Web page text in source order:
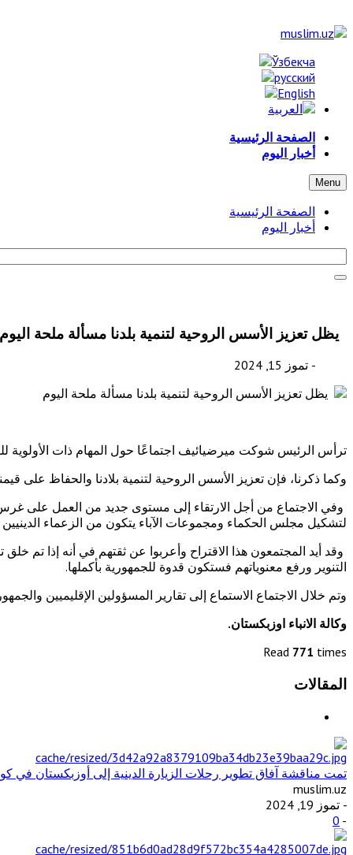
الصفحة الرئيسية
أخبار اليوم
Menu
الصفحة الرئيسية
أخبار اليوم
يظل تعزيز الأسس الروحية لتنمية بلدنا مسألة ملحة اليوم
- تموز 15, 2024
ترأس الرئيس شوكت ميرضيائيف اجتماعًا حول المهام ذات الأولوية
وكما ذكرنا، فإن تعزيز الأسس الروحية لتنمية بلادنا والحفاظ على
وفي الاجتماع من أجل الارتقاء إلى مستوى جديد من العمل على
لتشكيل مجلس الحكماء ومجموعات الآباء يتكون من الزعماء
وقد أيد المجتمعون هذا الاقتراح وأعربوا عن ثقتهم في أنه إذا تم
التنوير ورفع معنوياتهم فستكون قدوة للجمهورية بأكملها.
وتم خلال الاجتماع الاستماع إلى تقارير المسؤولين الإقليميين
وكالة الانباء اوزبكستان.
Read 771 times
المقالات
تمت مناقشة آفاق تطوير رحلات الزيارة الدينية إلى أوزبكستان في
muslim.uz
- تموز 19, 2024
-
0